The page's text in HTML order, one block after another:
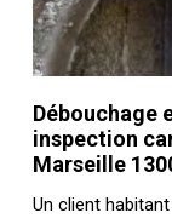
Débouchage
inspection
Marseille
Un client